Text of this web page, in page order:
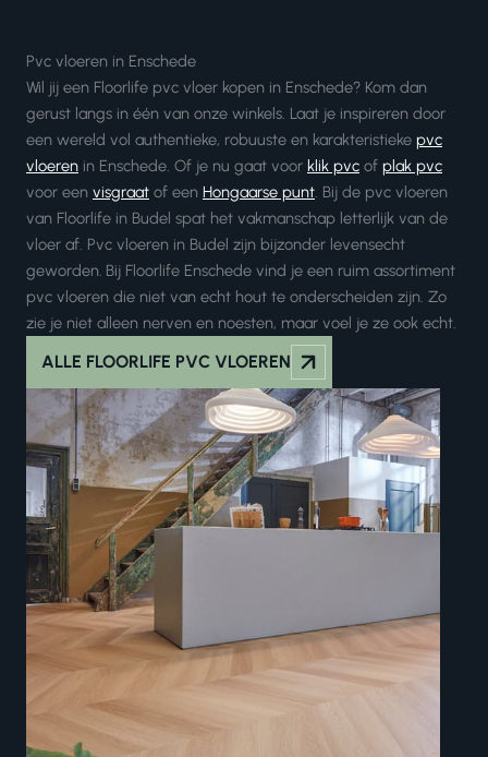
Pvc vloeren in Enschede
Wil jij een Floorlife pvc vloer kopen in Enschede? Kom dan
gerust langs in één van onze winkels. Laat je inspireren door
een wereld vol authentieke, robuuste en karakteristieke pvc
vloeren in Enschede. Of je nu gaat voor klik pvc of plak pvc
voor een visgraat of een Hongaarse punt. Bij de pvc vloeren
van Floorlife in Budel spat het vakmanschap letterlijk van de
vloer af. Pvc vloeren in Budel zijn bijzonder levensecht
geworden. Bij Floorlife Enschede vind je een ruim assortiment
pvc vloeren die niet van echt hout te onderscheiden zijn. Zo
zie je niet alleen nerven en noesten, maar voel je ze ook echt.
ALLE FLOORLIFE PVC VLOEREN